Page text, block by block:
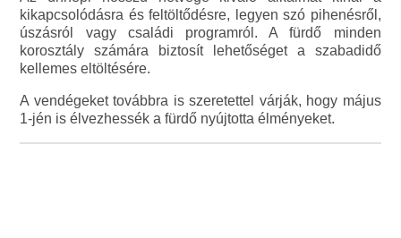
kikapcsolódásra és feltöltődésre, legyen szó pihenésről,
úszásról vagy családi programról. A fürdő minden
korosztály számára biztosít lehetőséget a szabadidő
kellemes eltöltésére.
A vendégeket továbbra is szeretettel várják, hogy május
1-jén is élvezhessék a fürdő nyújtotta élményeket.